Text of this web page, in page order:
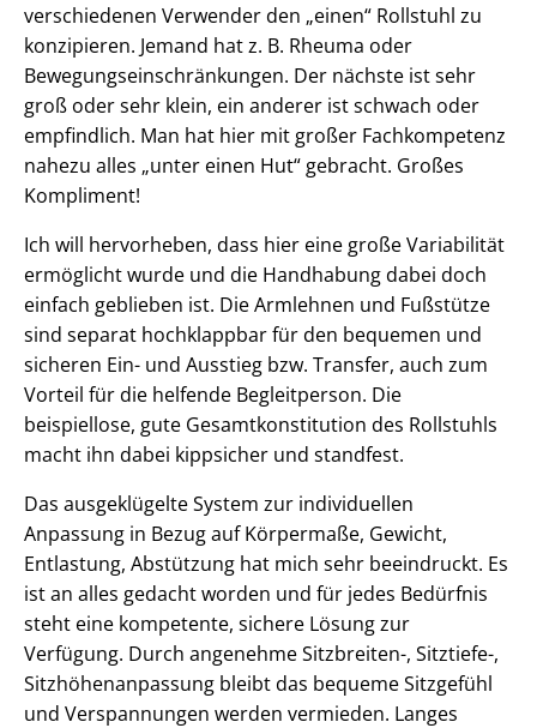
verschiedenen Verwender den „einen“ Rollstuhl zu
konzipieren. Jemand hat z. B. Rheuma oder
Bewegungseinschränkungen. Der nächste ist sehr
groß oder sehr klein, ein anderer ist schwach oder
empfindlich. Man hat hier mit großer Fachkompetenz
nahezu alles „unter einen Hut“ gebracht. Großes
Kompliment!
Ich will hervorheben, dass hier eine große Variabilität
ermöglicht wurde und die Handhabung dabei doch
einfach geblieben ist. Die Armlehnen und Fußstütze
sind separat hochklappbar für den bequemen und
sicheren Ein- und Ausstieg bzw. Transfer, auch zum
Vorteil für die helfende Begleitperson. Die
beispiellose, gute Gesamtkonstitution des Rollstuhls
macht ihn dabei kippsicher und standfest.
Das ausgeklügelte System zur individuellen
Anpassung in Bezug auf Körpermaße, Gewicht,
Entlastung, Abstützung hat mich sehr beeindruckt. Es
ist an alles gedacht worden und für jedes Bedürfnis
steht eine kompetente, sichere Lösung zur
Verfügung. Durch angenehme Sitzbreiten-, Sitztiefe-,
Sitzhöhenanpassung bleibt das bequeme Sitzgefühl
und Verspannungen werden vermieden. Langes